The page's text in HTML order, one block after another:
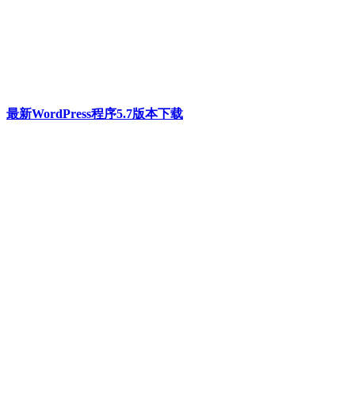
最新WordPress程序5.7版本下载